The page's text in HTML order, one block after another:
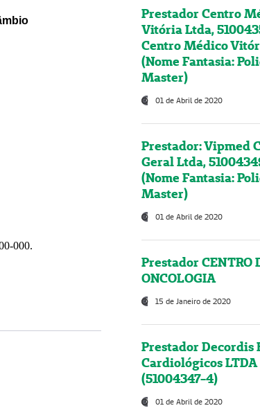
000.
Prestador Centro
Vitória Ltda,
Centro Médico
(Nome Fantasia:
Master)
01 de Abril de 2020
Prestador: Vipmed
Geral Ltda,
(Nome Fantasia:
Master)
01 de Abril de 2020
Prestador CENTRO
ONCOLOGIA
15 de Janeiro de 2020
Prestador Decordis
Cardiológicos LTDA
(51004347-4)
01 de Abril de 2020